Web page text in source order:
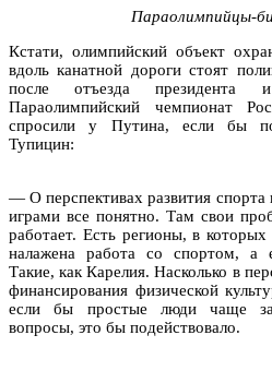
Параолимпийцы-
Кстати, олимпийский объект
вдоль канатной дороги стоят
после отъезда президента
Параолимпийский чемпионат
спросили у Путина, если бы
Тупицин:
— О перспективах развития
играми все понятно. Там свои
работает. Есть регионы, в
налажена работа со спортом, а
Такие, как Карелия. Насколько в
финансирования физической
если бы простые люди чаще
вопросы, это бы подействовало.